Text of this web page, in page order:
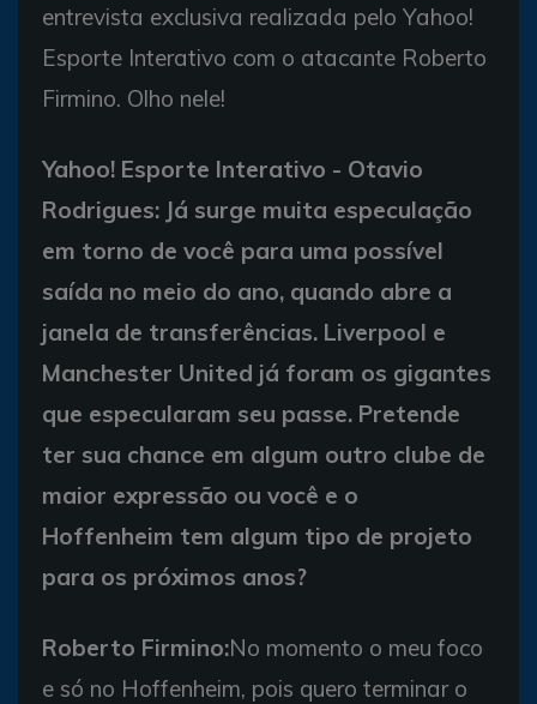
entrevista exclusiva realizada pelo Yahoo!
Esporte Interativo com o atacante Roberto
Firmino. Olho nele!
Yahoo! Esporte Interativo - Otavio
Rodrigues: Já surge muita especulação
em torno de você para uma possível
saída no meio do ano, quando abre a
janela de transferências. Liverpool e
Manchester United já foram os gigantes
que especularam seu passe. Pretende
ter sua chance em algum outro clube de
maior expressão ou você e o
Hoffenheim tem algum tipo de projeto
para os próximos anos?
Roberto Firmino:No momento o meu foco
e só no Hoffenheim, pois quero terminar o